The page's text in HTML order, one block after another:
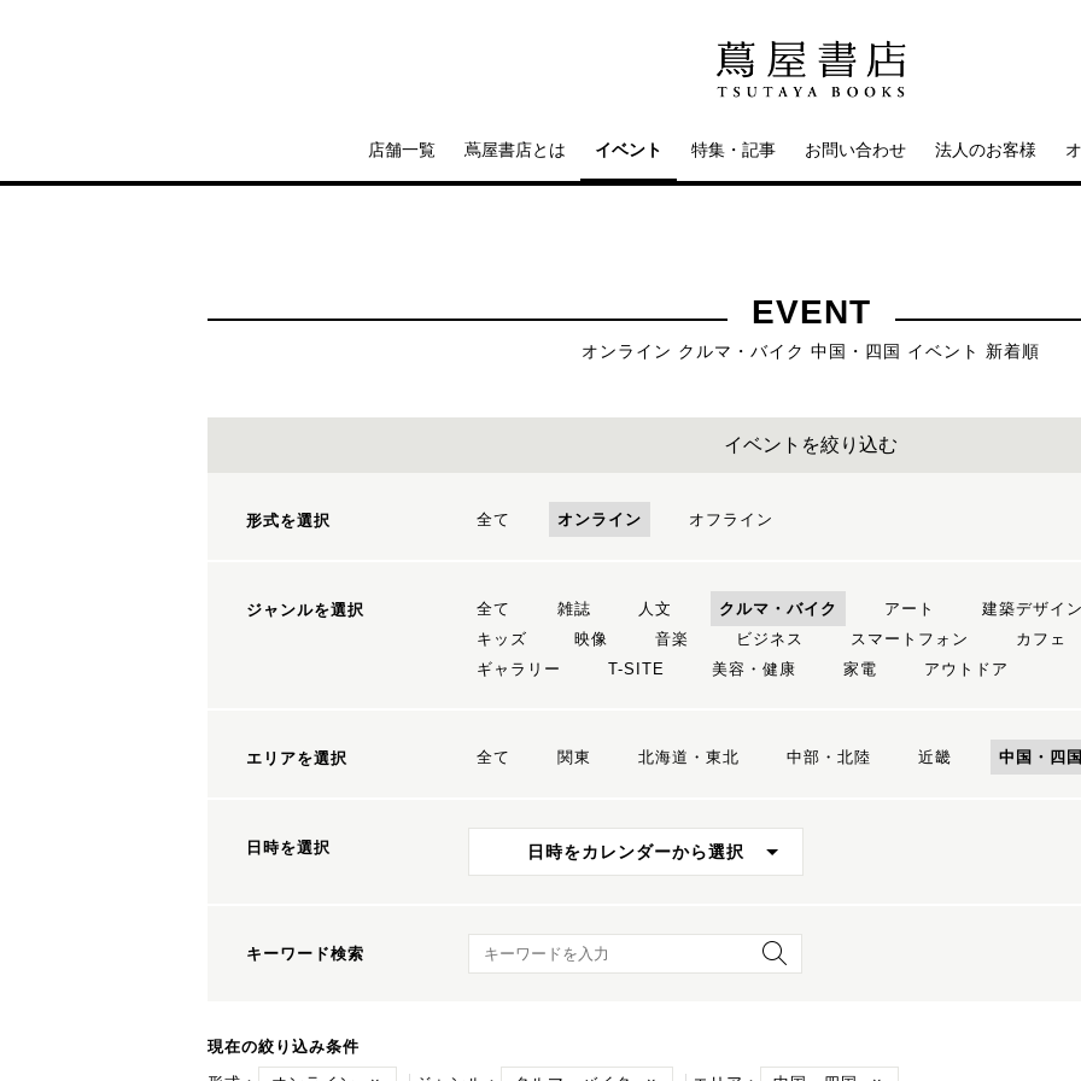
店舗一覧 蔦屋書店とは イベント 特集・記事 お問い合わせ 法人のお客様
EVENT
オンライン クルマ・バイク 中国・四国 イベント 新着順
イベントを絞り込む
形式を選択 全て オンライン オフライン
ジャンルを選択 全て 雑誌 人文 クルマ・バイク アート 建築デザイン
キッズ
映像 音楽 ビジネス スマートフォン カフェ
ギャラリー
T-SITE 美容・健康 家電 アウトドア
エリアを選択 全て 関東 北海道・東北 中部・北陸 近畿 中国・四国
日時を選択 日時をカレンダーから選択
キーワード検索 キーワード検索
現在の絞り込み条件